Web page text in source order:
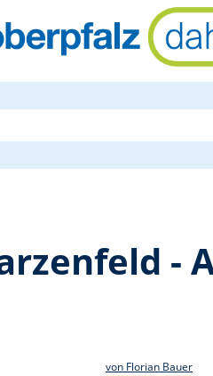
-
von Florian Bauer